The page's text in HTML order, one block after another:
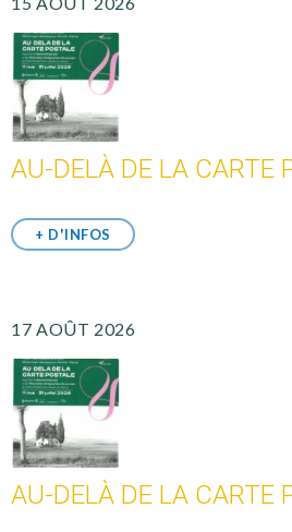
AU-DELÀ DE LA CARTE
+ D'INFOS
17 AOÛT 2026
AU-DELÀ DE LA CARTE